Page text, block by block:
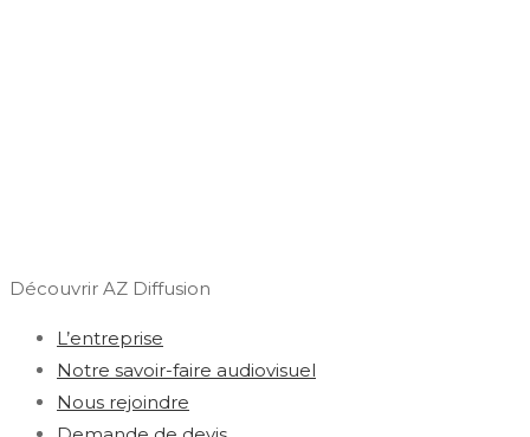
Découvrir AZ Diffusion
L’entreprise
Notre savoir-faire audiovisuel
Nous rejoindre